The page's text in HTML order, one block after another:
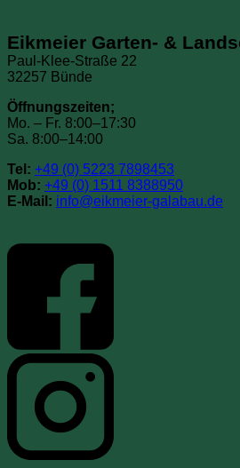
Eikmeier Garten- &
Paul-Klee-Straße 22
32257 Bünde
Öffnungszeiten;
Mo. – Fr. 8:00–17:30
Sa. 8:00–14:00
Tel: +49 (0) 5223 7898453
Mob: +49 (0) 1511 8388950
E-Mail: info@eikmeier-galabau.de